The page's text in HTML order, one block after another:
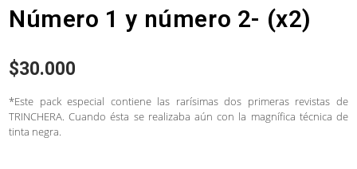
Número 1 y número 2- (x2)
$30.000
*Este pack especial contiene las rarísimas dos primeras revistas de
TRINCHERA. Cuando ésta se realizaba aún con la magnífica técnica de
tinta negra.